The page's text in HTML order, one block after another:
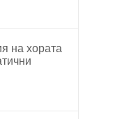
на хората